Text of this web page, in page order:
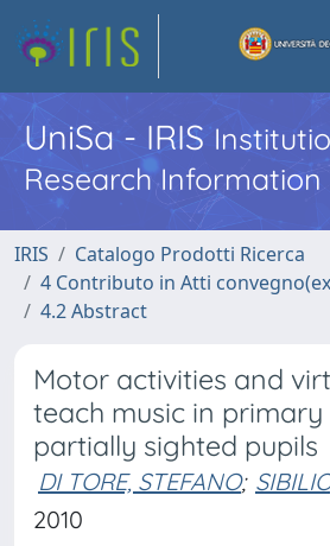
UniSa - IRIS
Research Information
IRIS
Catalogo Prodotti Ricerca
4 Contributo in Atti
4.2 Abstract
Motor activities and
teach music in
partially sighted pupils
DI TORE, STEFANO;
2010